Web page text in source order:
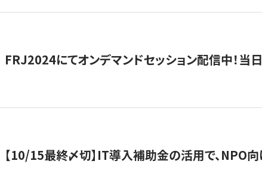
FRJ2024にてオンデマンドセッション配信中！当
【10/15最終〆切】IT導入補助金の活用で、